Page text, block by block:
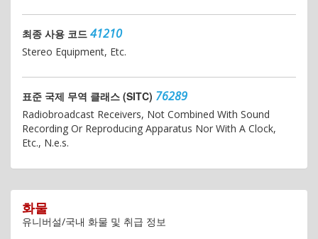
최종 사용 코드 41210
Stereo Equipment, Etc.
표준 국제 무역 클래스 (SITC) 76289
Radiobroadcast Receivers, Not Combined With Sound
Recording Or Reproducing Apparatus Nor With A Clock,
Etc., N.e.s.
화물
유니버설/국내 화물 및 취급 정보